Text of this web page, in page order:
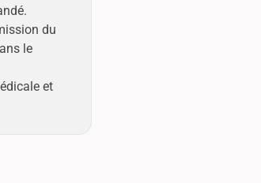
du
le
et